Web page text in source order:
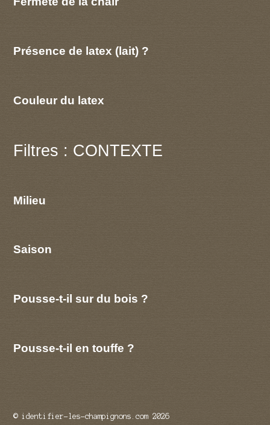
Présence de latex (lait) ?
Couleur du latex
Filtres : CONTEXTE
Milieu
Saison
Pousse-t-il sur du bois ?
Pousse-t-il en touffe ?
© identifier-les-champignons.com 2026